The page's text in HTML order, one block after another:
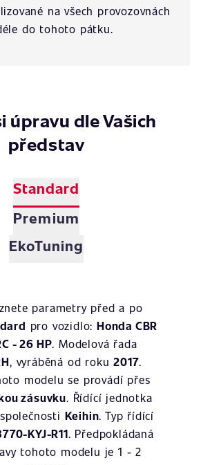
na všech provozovnách
do tohoto pátku.
úpravu dle Vašich
představ
Standard
Premium
EkoTuning
parametry před a po
pro vozidlo: Honda CBR
- 26 HP. Modelová řada
, vyráběná od roku2017.
modelu se provádí přes
zásuvku. Řídící jednotka
Keihin. Typ řídící
KYJ-R11. Předpokládaná
tohoto modelu je 1 - 2